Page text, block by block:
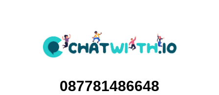
087781486648